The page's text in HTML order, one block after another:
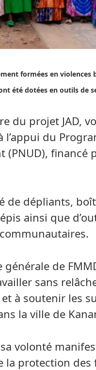
formées en violences
été dotées en outils de
du projet JAD,
l’appui du
(PNUD), financé
de dépliants,
ainsi que
de
sans
à soutenir les
la ville de
volonté
la protection des